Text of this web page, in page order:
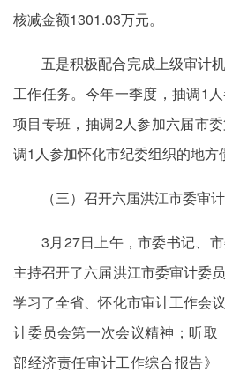
核减金额1301.03万元。
五是积极配合完成上级审计
工作任务。今年一季度，抽调1
项目专班，抽调2人参加六届市
调1人参加怀化市纪委组织的地方
（三）召开六届洪江市委审
3月27日上午，市委书记、
主持召开了六届洪江市委审计委
学习了全省、怀化市审计工作会
计委员会第一次会议精神；听
部经济责任审计工作综合报告